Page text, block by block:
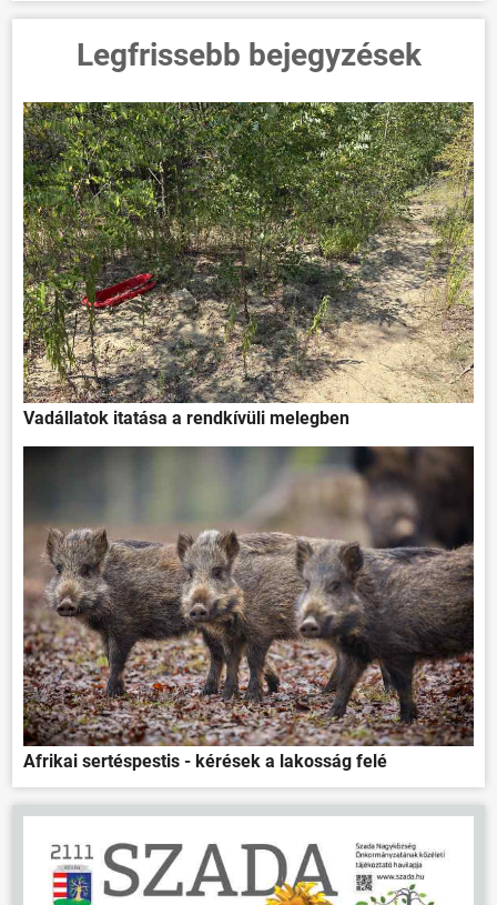
Legfrissebb bejegyzések
Vadállatok itatása a rendkívüli melegben
Afrikai sertéspestis - kérések a lakosság felé